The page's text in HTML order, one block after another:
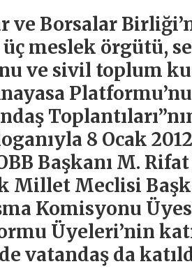
ve Borsalar
meslek örgütü,
ve sivil toplum
8 Ocak
Başkanı M.
Millet Meclisi
Komisyonu
Üyeleri’nin
vatandaş da